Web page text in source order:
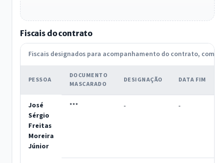
Fiscais do contrato
Fiscais designados para acompanhamento do contrato, com
PESSOA
DOCUMENTO
MASCARADO
DESIGNAÇÃO DATA FIM
José
Sérgio
Freitas
Moreira
Júnior
*** - -